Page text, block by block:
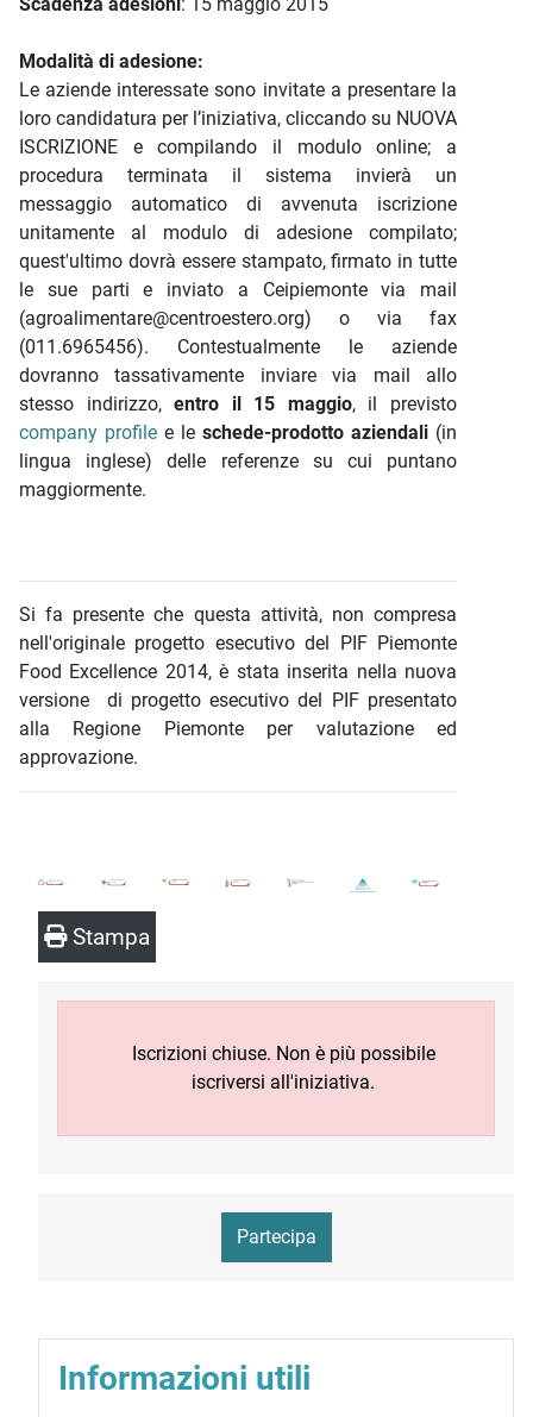
Modalità di adesione:
Le aziende interessate sono invitate a presentare la
loro candidatura per l’iniziativa, cliccando su NUOVA
ISCRIZIONE e compilando il modulo online; a
procedura terminata il sistema invierà un
messaggio automatico di avvenuta iscrizione
unitamente al modulo di adesione compilato;
quest'ultimo dovrà essere stampato, firmato in tutte
le sue parti e inviato a Ceipiemonte via mail
(agroalimentare@centroestero.org) o via fax
(011.6965456). Contestualmente le aziende
dovranno tassativamente inviare via mail allo
stesso indirizzo,entro il 15 maggio, il previsto
company profile e le schede-prodotto aziendali (in
lingua inglese) delle referenze su cui puntano
maggiormente.
Si fa presente che questa attività, non compresa
nell'originale progetto esecutivo del PIF Piemonte
Food Excellence 2014, è stata inserita nella nuova
versione di progetto esecutivo del PIF presentato
alla Regione Piemonte per valutazione ed
approvazione.
Stampa
Iscrizioni chiuse. Non è più possibile
iscriversi all'iniziativa.
Partecipa
Informazioni utili